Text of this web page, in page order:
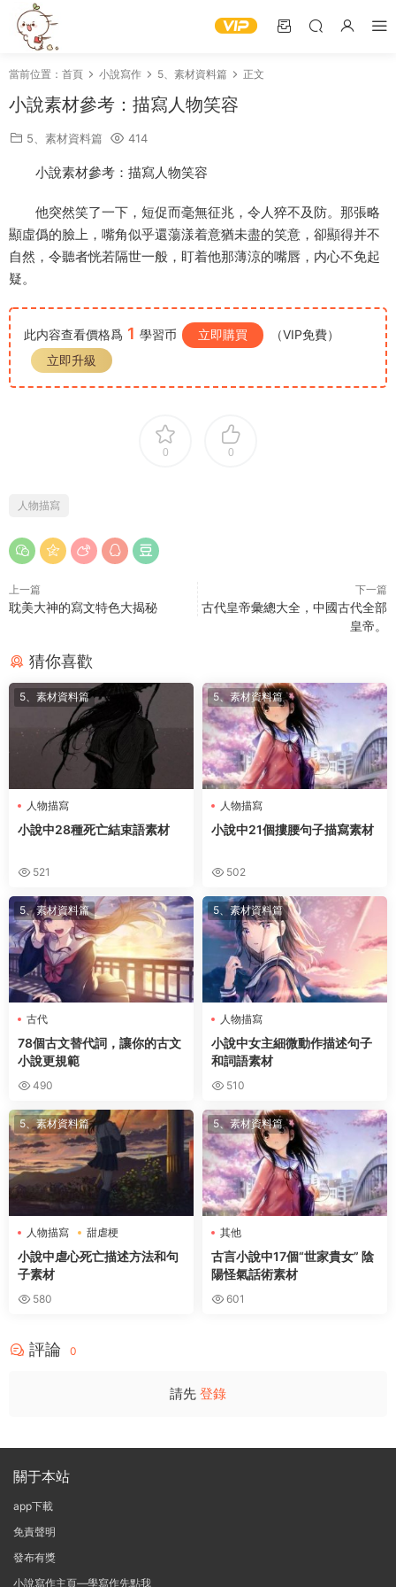
當前位置： 首頁 小說寫作 5、素材資料篇 正文
小說素材參考：描寫人物笑容
5、素材資料篇 414
小說素材參考：描寫人物笑容
他突然笑了一下，短促而毫無征兆，令人猝不及防。那張略
顯虛僞的臉上，嘴角似乎還蕩漾着意猶未盡的笑意，卻顯得并不
自然，令聽者恍若隔世一般，盯着他那薄涼的嘴唇，内心不免起
疑。
此内容查看價格爲 1 學習币 立即購買
（VIP免費）
立即升級
0 0
人物描寫
上一篇
耽美大神的寫文特色大揭秘
下一篇
古代皇帝彙總大全，中國古代全部
皇帝。
猜你喜歡
5、素材資料篇
人物描寫
小說中28種死亡結束語素材
521
5、素材資料篇
人物描寫
小說中21個摟腰句子描寫素材
502
5、素材資料篇
古代
78個古文替代詞，讓你的古文
小說更規範
490
5、素材資料篇
人物描寫
小說中女主細微動作描述句子
和詞語素材
510
5、素材資料篇
人物描寫 甜虐梗
小說中虐心死亡描述方法和句
子素材
580
5、素材資料篇
其他
古言小說中17個“世家貴女” 陰
陽怪氣話術素材
601
評論 0
請先 登錄
關于本站
app下載
免責聲明
發布有獎
小說寫作主頁—學寫作先點我